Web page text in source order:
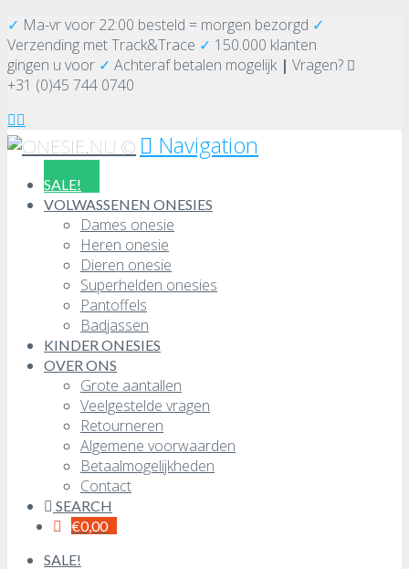
✓ Ma-vr voor 22:00 besteld = morgen bezorgd ✓
Verzending met Track&Trace ✓ 150.000 klanten
gingen u voor ✓ Achteraf betalen mogelijk | Vragen?
+31 (0)45 744 0740
Navigation
SALE!
VOLWASSENEN ONESIES
Dames onesie
Heren onesie
Dieren onesie
Superhelden onesies
Pantoffels
Badjassen
KINDER ONESIES
OVER ONS
Grote aantallen
Veelgestelde vragen
Retourneren
Algemene voorwaarden
Betaalmogelijkheden
Contact
SEARCH
€0,00
SALE!